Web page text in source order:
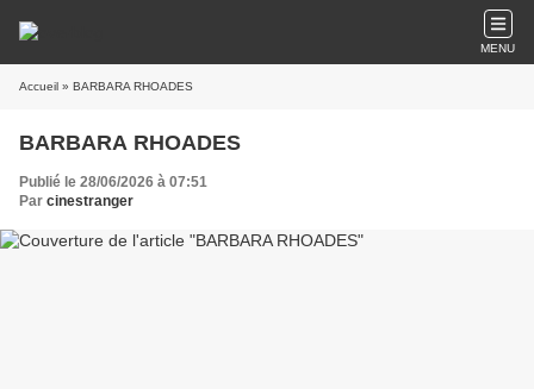
MENU
Accueil » BARBARA RHOADES
BARBARA RHOADES
Publié le 28/06/2026 à 07:51
Par cinestranger